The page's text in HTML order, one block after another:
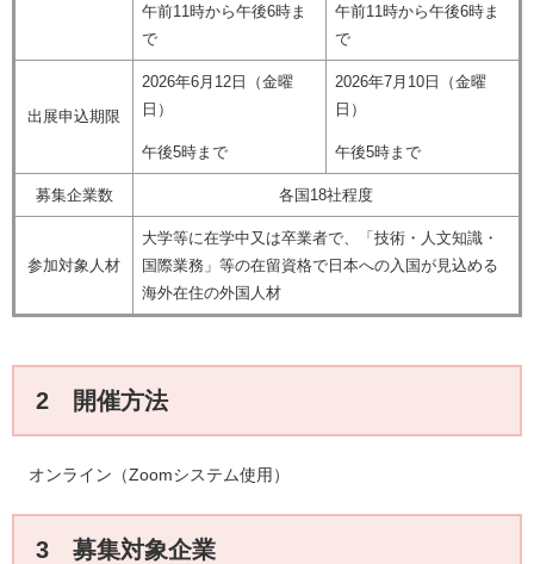
午前11時から午後6時ま
で
午前11時から午後6時ま
で
出展申込期限
2026年6月12日（金曜
日）
午後5時まで
2026年7月10日（金曜
日）
午後5時まで
募集企業数 各国18社程度
参加対象人材
大学等に在学中又は卒業者で、「技術・人文知識・
国際業務」等の在留資格で日本への入国が見込める
海外在住の外国人材
2 開催方法
オンライン（Zoomシステム使用）
3 募集対象企業